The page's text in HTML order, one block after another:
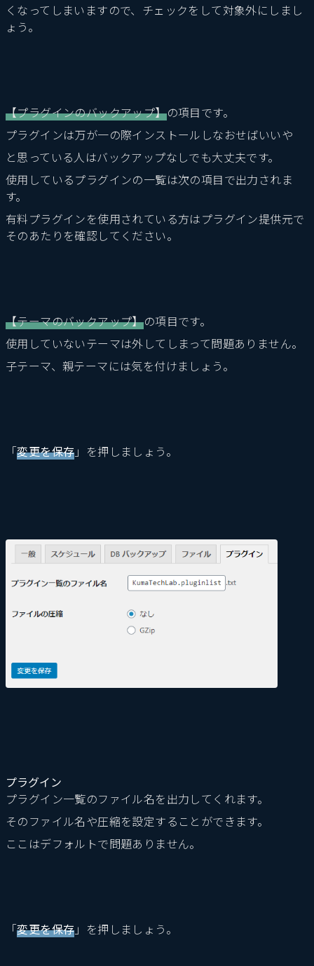
くなってしまいますので、チェックをして対象外にしまし
ょう。
【プラグインのバックアップ】の項目です。
プラグインは万が一の際インストールしなおせばいいや
と思っている人はバックアップなしでも大丈夫です。
使用しているプラグインの一覧は次の項目で出力されま
す。
有料プラグインを使用されている方はプラグイン提供元で
そのあたりを確認してください。
【テーマのバックアップ】の項目です。
使用していないテーマは外してしまって問題ありません。
子テーマ、親テーマには気を付けましょう。
「変更を保存 」を押しましょう。
プラグイン
プラグイン一覧のファイル名を出力してくれます。
そのファイル名や圧縮を設定することができます。
ここはデフォルトで問題ありません。
「変更を保存 」を押しましょう。